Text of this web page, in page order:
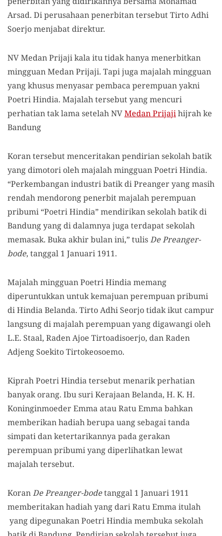
Arsad. Di perusahaan penerbitan tersebut Tirto Adhi
Soerjo menjabat direktur.
NV Medan Prijaji kala itu tidak hanya menerbitkan
mingguan Medan Prijaji. Tapi juga majalah mingguan
yang khusus menyasar pembaca perempuan yakni
Poetri Hindia. Majalah tersebut yang mencuri
perhatian tak lama setelah NVMedan Prijajihijrah ke
Bandung
Koran tersebut menceritakan pendirian sekolah batik
yang dimotori oleh majalah mingguan Poetri Hindia.
“Perkembangan industri batik di Preanger yang masih
rendah mendorong penerbit majalah perempuan
pribumi “Poetri Hindia” mendirikan sekolah batik di
Bandung yang di dalamnya juga terdapat sekolah
memasak. Buka akhir bulan ini,” tulisDe Preanger-
bode, tanggal 1 Januari 1911.
Majalah mingguan Poetri Hindia memang
diperuntukkan untuk kemajuan perempuan pribumi
di Hindia Belanda. Tirto Adhi Seorjo tidak ikut campur
langsung di majalah perempuan yang digawangi oleh
L.E. Staal, Raden Ajoe Tirtoadisoerjo, dan Raden
Adjeng Soekito Tirtokeosoemo.
Kiprah Poetri Hindia tersebut menarik perhatian
banyak orang. Ibu suri Kerajaan Belanda, H. K. H.
Koninginmoeder Emma atau Ratu Emma bahkan
memberikan hadiah berupa uang sebagai tanda
simpati dan ketertarikannya pada gerakan
perempuan pribumi yang diperlihatkan lewat
majalah tersebut.
KoranDe Preanger-bodetanggal 1 Januari 1911
memberitakan hadiah yang dari Ratu Emma itulah
yang dipegunakan Poetri Hindia membuka sekolah